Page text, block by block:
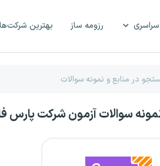
رزومه ساز بهترین شرکت‌ها
سوالات آزمون شرکت پارس